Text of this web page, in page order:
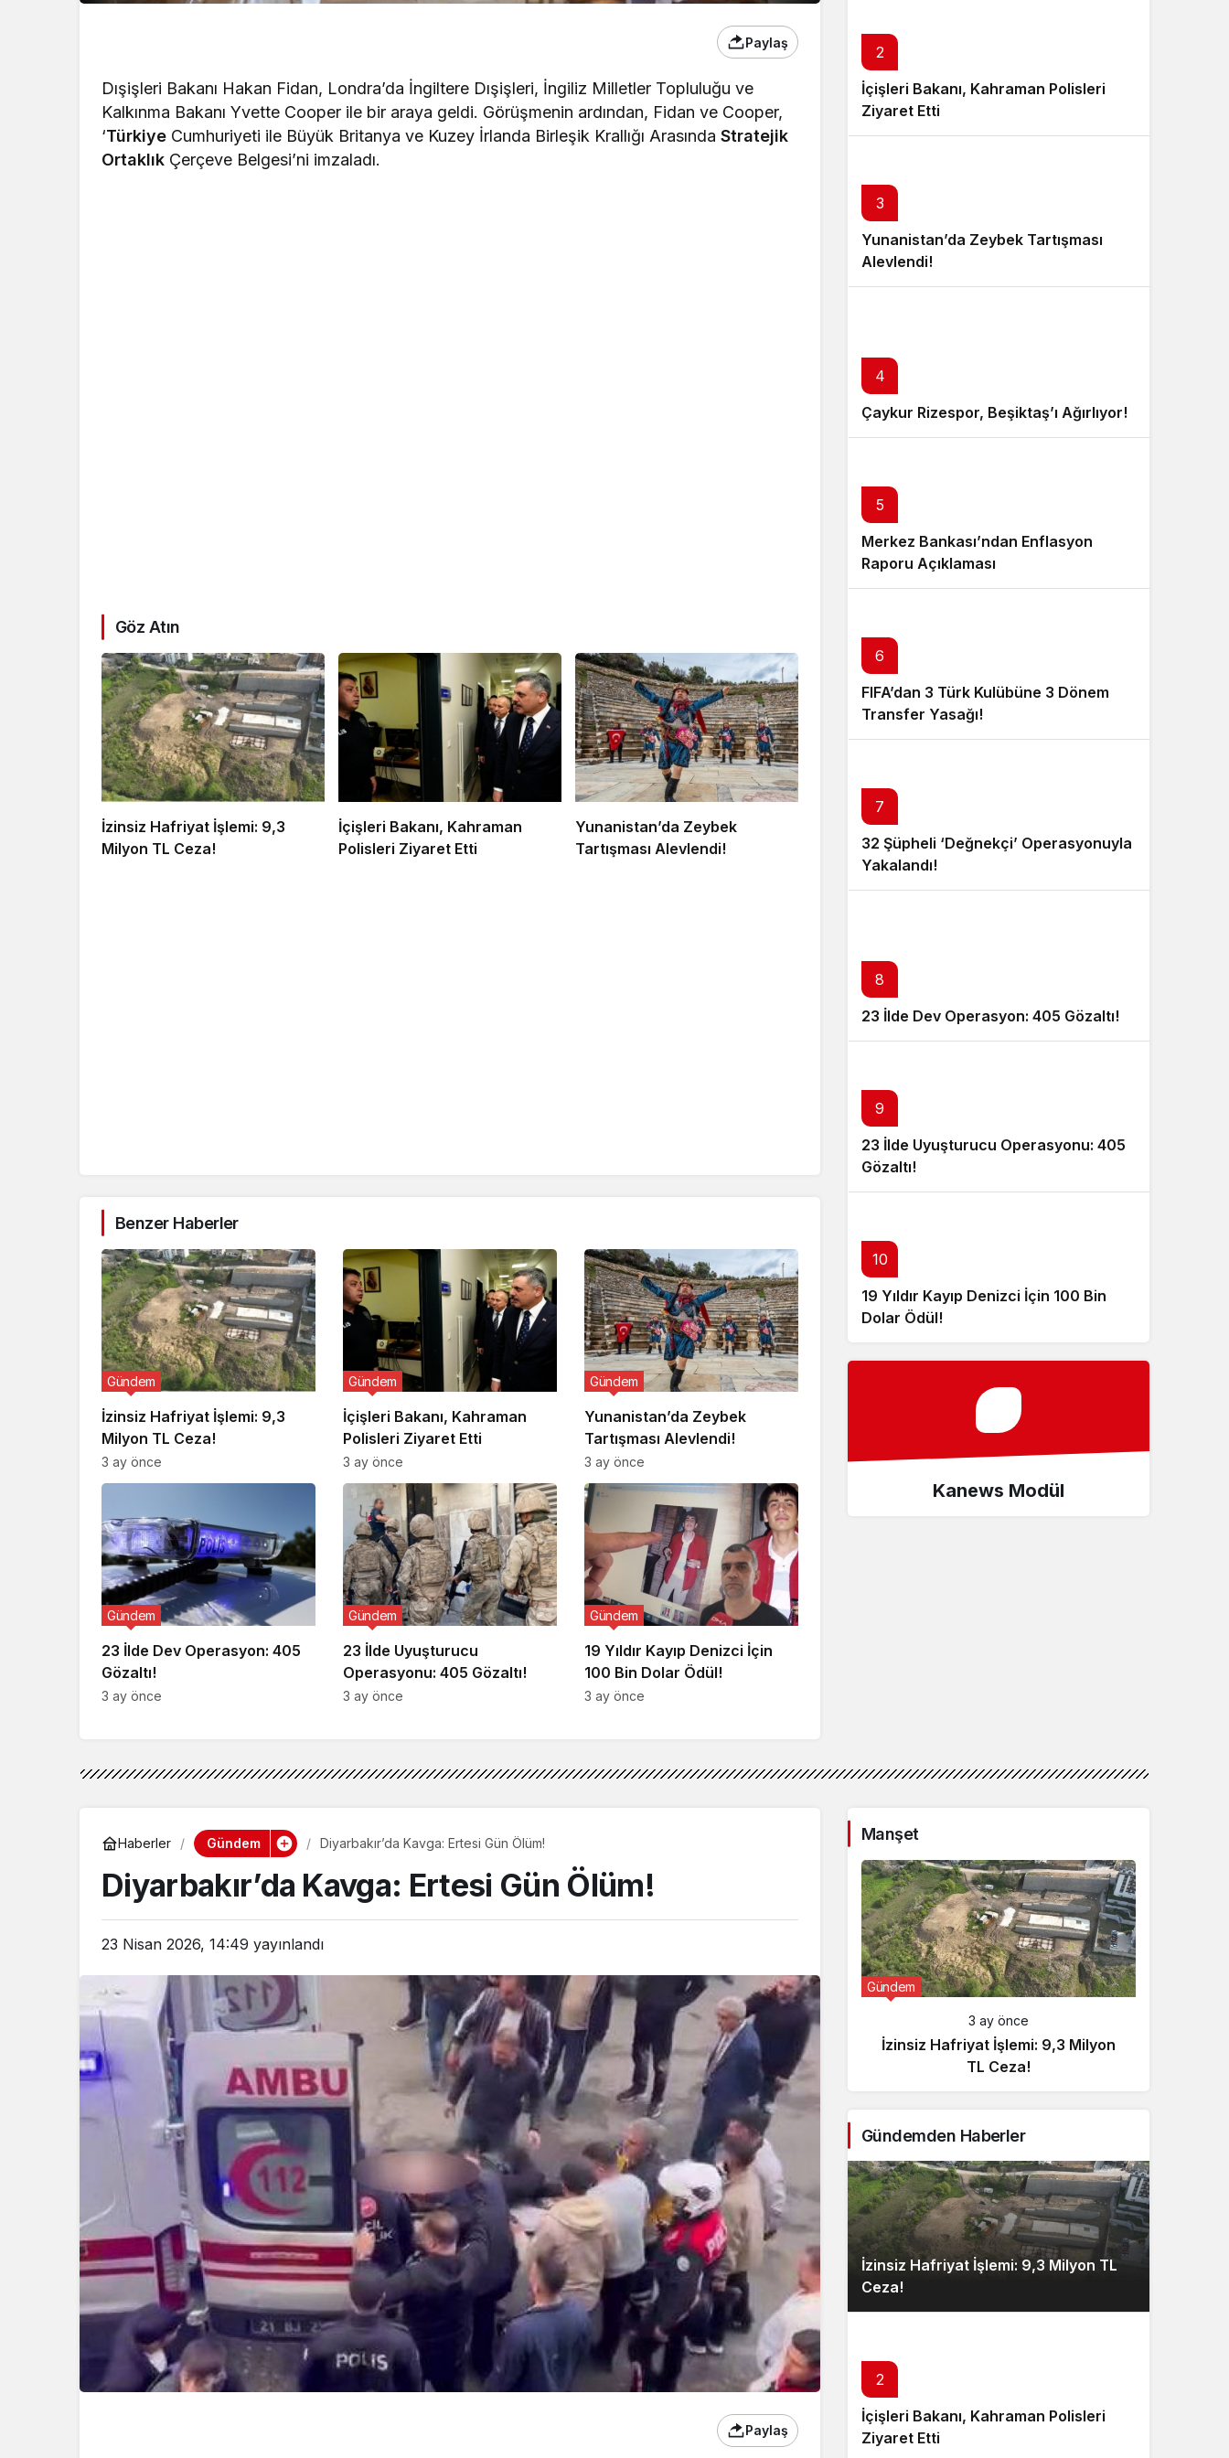
Paylaş
Dışişleri Bakanı Hakan Fidan, Londra’da İngiltere Dışişleri, İngiliz Milletler Topluluğu ve
Kalkınma Bakanı Yvette Cooper ile bir araya geldi. Görüşmenin ardından, Fidan ve Cooper,
‘Türkiye Cumhuriyeti ile Büyük Britanya ve Kuzey İrlanda Birleşik Krallığı ArasındaStratejik
Ortaklık Çerçeve Belgesi’ni imzaladı.
Göz Atın
İzinsiz Hafriyat İşlemi: 9,3
Milyon TL Ceza!
İçişleri Bakanı, Kahraman
Polisleri Ziyaret Etti
Yunanistan’da Zeybek
Tartışması Alevlendi!
Benzer Haberler
İzinsiz Hafriyat İşlemi: 9,3
Milyon TL Ceza!
Gündem
3 ay önce
İçişleri Bakanı, Kahraman
Polisleri Ziyaret Etti
Gündem
3 ay önce
Yunanistan’da Zeybek
Tartışması Alevlendi!
Gündem
3 ay önce
23 İlde Dev Operasyon: 405
Gözaltı!
Gündem
3 ay önce
23 İlde Uyuşturucu
Operasyonu: 405 Gözaltı!
Gündem
3 ay önce
19 Yıldır Kayıp Denizci İçin
100 Bin Dolar Ödül!
Gündem
3 ay önce
2
İçişleri Bakanı, Kahraman Polisleri
Ziyaret Etti
3
Yunanistan’da Zeybek Tartışması
Alevlendi!
4
Çaykur Rizespor, Beşiktaş’ı Ağırlıyor!
5
Merkez Bankası’ndan Enflasyon
Raporu Açıklaması
6
FIFA’dan 3 Türk Kulübüne 3 Dönem
Transfer Yasağı!
7
32 Şüpheli ‘Değnekçi’ Operasyonuyla
Yakalandı!
8
23 İlde Dev Operasyon: 405 Gözaltı!
9
23 İlde Uyuşturucu Operasyonu: 405
Gözaltı!
10
19 Yıldır Kayıp Denizci İçin 100 Bin
Dolar Ödül!
Kanews Modül
Haberler Gündem Diyarbakır’da Kavga: Ertesi Gün Ölüm!
Diyarbakır’da Kavga: Ertesi Gün Ölüm!
23 Nisan 2026, 14:49 yayınlandı
Paylaş
Manşet
Gündem
3 ay önce
İzinsiz Hafriyat İşlemi: 9,3 Milyon
TL Ceza!
Gündemden Haberler
İzinsiz Hafriyat İşlemi: 9,3 Milyon TL
Ceza!
2
İçişleri Bakanı, Kahraman Polisleri
Ziyaret Etti